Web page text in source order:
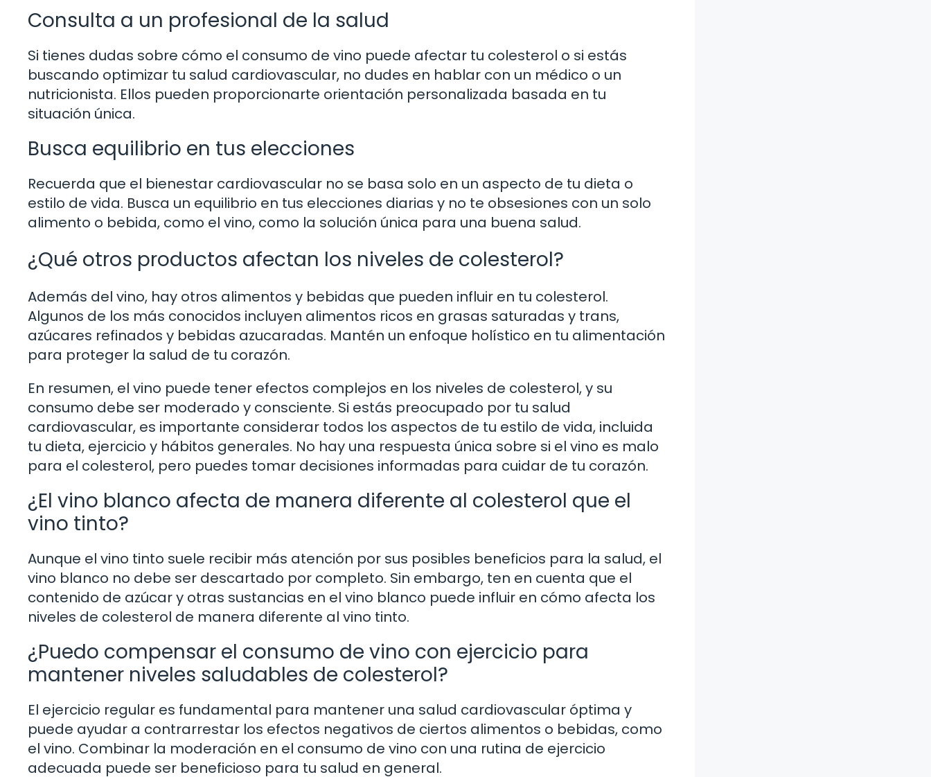
Consulta a un profesional de la salud
Si tienes dudas sobre cómo el consumo de vino puede afectar tu colesterol o si estás
buscando optimizar tu salud cardiovascular, no dudes en hablar con un médico o un
nutricionista. Ellos pueden proporcionarte orientación personalizada basada en tu
situación única.
Busca equilibrio en tus elecciones
Recuerda que el bienestar cardiovascular no se basa solo en un aspecto de tu dieta o
estilo de vida. Busca un equilibrio en tus elecciones diarias y no te obsesiones con un solo
alimento o bebida, como el vino, como la solución única para una buena salud.
¿Qué otros productos afectan los niveles de colesterol?
Además del vino, hay otros alimentos y bebidas que pueden influir en tu colesterol.
Algunos de los más conocidos incluyen alimentos ricos en grasas saturadas y trans,
azúcares refinados y bebidas azucaradas. Mantén un enfoque holístico en tu alimentación
para proteger la salud de tu corazón.
En resumen, el vino puede tener efectos complejos en los niveles de colesterol, y su
consumo debe ser moderado y consciente. Si estás preocupado por tu salud
cardiovascular, es importante considerar todos los aspectos de tu estilo de vida, incluida
tu dieta, ejercicio y hábitos generales. No hay una respuesta única sobre si el vino es malo
para el colesterol, pero puedes tomar decisiones informadas para cuidar de tu corazón.
¿El vino blanco afecta de manera diferente al colesterol que el
vino tinto?
Aunque el vino tinto suele recibir más atención por sus posibles beneficios para la salud, el
vino blanco no debe ser descartado por completo. Sin embargo, ten en cuenta que el
contenido de azúcar y otras sustancias en el vino blanco puede influir en cómo afecta los
niveles de colesterol de manera diferente al vino tinto.
¿Puedo compensar el consumo de vino con ejercicio para
mantener niveles saludables de colesterol?
El ejercicio regular es fundamental para mantener una salud cardiovascular óptima y
puede ayudar a contrarrestar los efectos negativos de ciertos alimentos o bebidas, como
el vino. Combinar la moderación en el consumo de vino con una rutina de ejercicio
adecuada puede ser beneficioso para tu salud en general.